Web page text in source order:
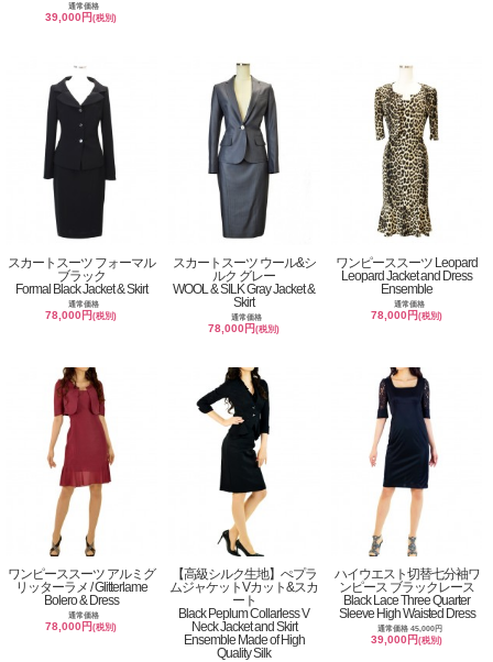
通常価格
39,000円(税別)
スカートスーツ フォーマル
ブラック
Formal Black Jacket & Skirt
通常価格
78,000円(税別)
スカートスーツ ウール&シ
ルク グレー
WOOL & SILK Gray Jacket &
Skirt
通常価格
78,000円(税別)
ワンピーススーツ Leopard
Leopard Jacket and Dress
Ensemble
通常価格
78,000円(税別)
ワンピーススーツ アルミグ
リッターラメ / Glitterlame
Bolero & Dress
通常価格
78,000円(税別)
【高級シルク生地】ぺプラ
ムジャケットVカット&スカ
ート
Black Peplum Collarless V
Neck Jacket and Skirt
Ensemble Made of High
Quality Silk
ハイウエスト切替七分袖ワ
ンピース ブラックレース
Black Lace Three Quarter
Sleeve High Waisted Dress
通常価格 45,000円
39,000円(税別)